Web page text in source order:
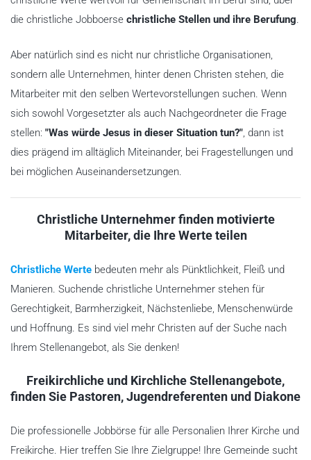
die christliche Jobboerse christliche Stellen und ihre Berufung.
Aber natürlich sind es nicht nur christliche Organisationen,
sondern alle Unternehmen, hinter denen Christen stehen, die
Mitarbeiter mit den selben Wertevorstellungen suchen. Wenn
sich sowohl Vorgesetzter als auch Nachgeordneter die Frage
stellen: "Was würde Jesus in dieser Situation tun?", dann ist
dies prägend im alltäglich Miteinander, bei Fragestellungen und
bei möglichen Auseinandersetzungen.
Christliche Unternehmer finden motivierte
Mitarbeiter, die Ihre Werte teilen
Christliche Werte bedeuten mehr als Pünktlichkeit, Fleiß und
Manieren. Suchende christliche Unternehmer stehen für
Gerechtigkeit, Barmherzigkeit, Nächstenliebe, Menschenwürde
und Hoffnung. Es sind viel mehr Christen auf der Suche nach
Ihrem Stellenangebot, als Sie denken!
Freikirchliche und Kirchliche Stellenangebote,
finden Sie Pastoren, Jugendreferenten und Diakone
Die professionelle Jobbörse für alle Personalien Ihrer Kirche und
Freikirche. Hier treffen Sie Ihre Zielgruppe! Ihre Gemeinde sucht